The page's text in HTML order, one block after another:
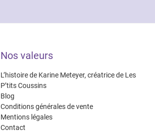
Nos valeurs
L’histoire de Karine Meteyer, créatrice de Les
P’tits Coussins
Blog
Conditions générales de vente
Mentions légales
Contact